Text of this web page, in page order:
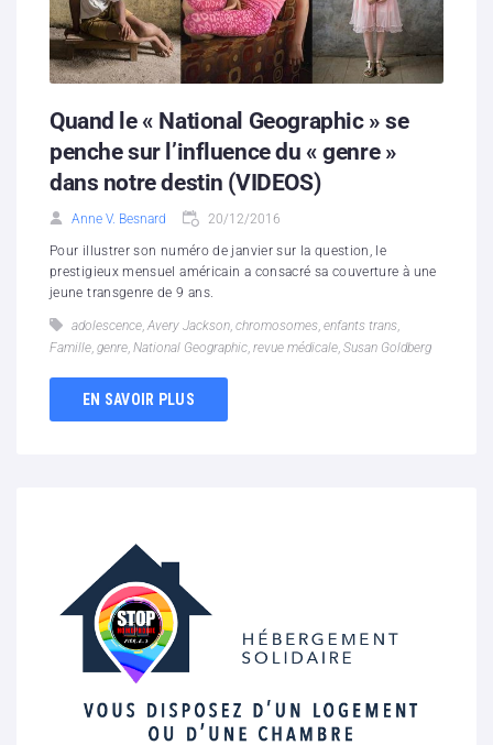
Contacts
Hébergement solidaire
Quand le « National Geographic » se
penche sur l’influence du « genre »
dans notre destin (VIDEOS)
Anne V. Besnard 20/12/2016
Pour illustrer son numéro de janvier sur la question, le
prestigieux mensuel américain a consacré sa couverture à une
jeune transgenre de 9 ans.
adolescence, Avery Jackson, chromosomes, enfants trans,
Famille, genre, National Geographic, revue médicale, Susan Goldberg
EN SAVOIR PLUS